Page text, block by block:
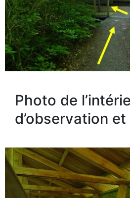
Photo de
d’observation